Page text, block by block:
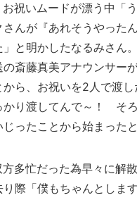
祝いムードが漂う中「
さんが『あれそうやった
と明かしたなるみさん
斎藤真美アナウンサー
ら、お祝いを2人で渡
かり渡してんで～！ そ
ったことから始まったと
多忙だった為早々に解散
際「僕もちゃんとしま